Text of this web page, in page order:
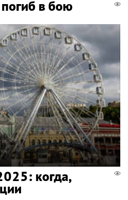
в бою
когда,